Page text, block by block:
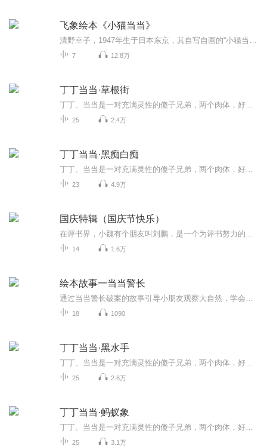
飞象绘本《小猫当当》
7 12.8万
丁丁当当·草根街
25 2.4万
丁丁当当·黑痴白痴
23 4.9万
国庆特辑（国庆节快乐）
14 1.6万
绘本故事一当当警长
18 1090
丁丁当当·黑水手
25 2.6万
丁丁当当·蚂蚁象
25 3.1万